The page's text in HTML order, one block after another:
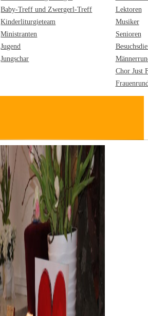
Baby-Treff und Zwergerl-Treff
Kinderliturgieteam
Ministranten
Jugend
Jungschar
Lektoren
Musiker
Senioren
Chor Just